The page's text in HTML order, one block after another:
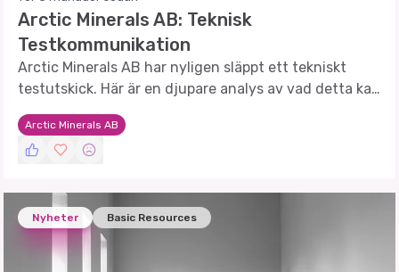
Arctic Minerals AB: Teknisk
Testkommunikation
Arctic Minerals AB har nyligen släppt ett tekniskt
testutskick. Här är en djupare analys av vad detta kan
innebära för bolaget.
Arctic Minerals AB
Nyheter Basic Resources